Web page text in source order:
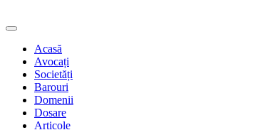
Acasă
Avocați
Societăți
Barouri
Domenii
Dosare
Articole